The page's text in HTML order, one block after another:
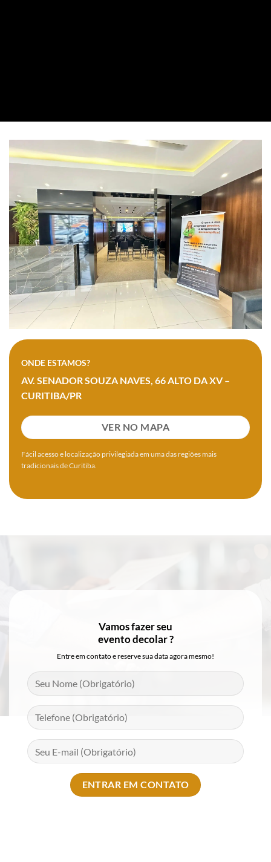
ONDE ESTAMOS?
AV. SENADOR SOUZA NAVES, 66ALTO DA XV –
CURITIBA/PR
VER NO MAPA
Fácil acesso e localização privilegiada em uma das regiões mais
tradicionais de Curitiba.
Vamos fazer seu
evento decolar ?
Entre em contato e reserve sua data agora mesmo!